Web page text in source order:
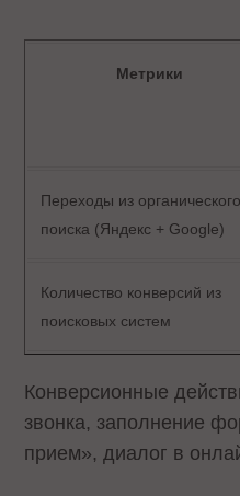
Метрики
Переходы из органического
поиска (Яндекс + Google)
Количество конверсий из
поисковых систем
Конверсионные
звонка, заполнение
прием», диалог в